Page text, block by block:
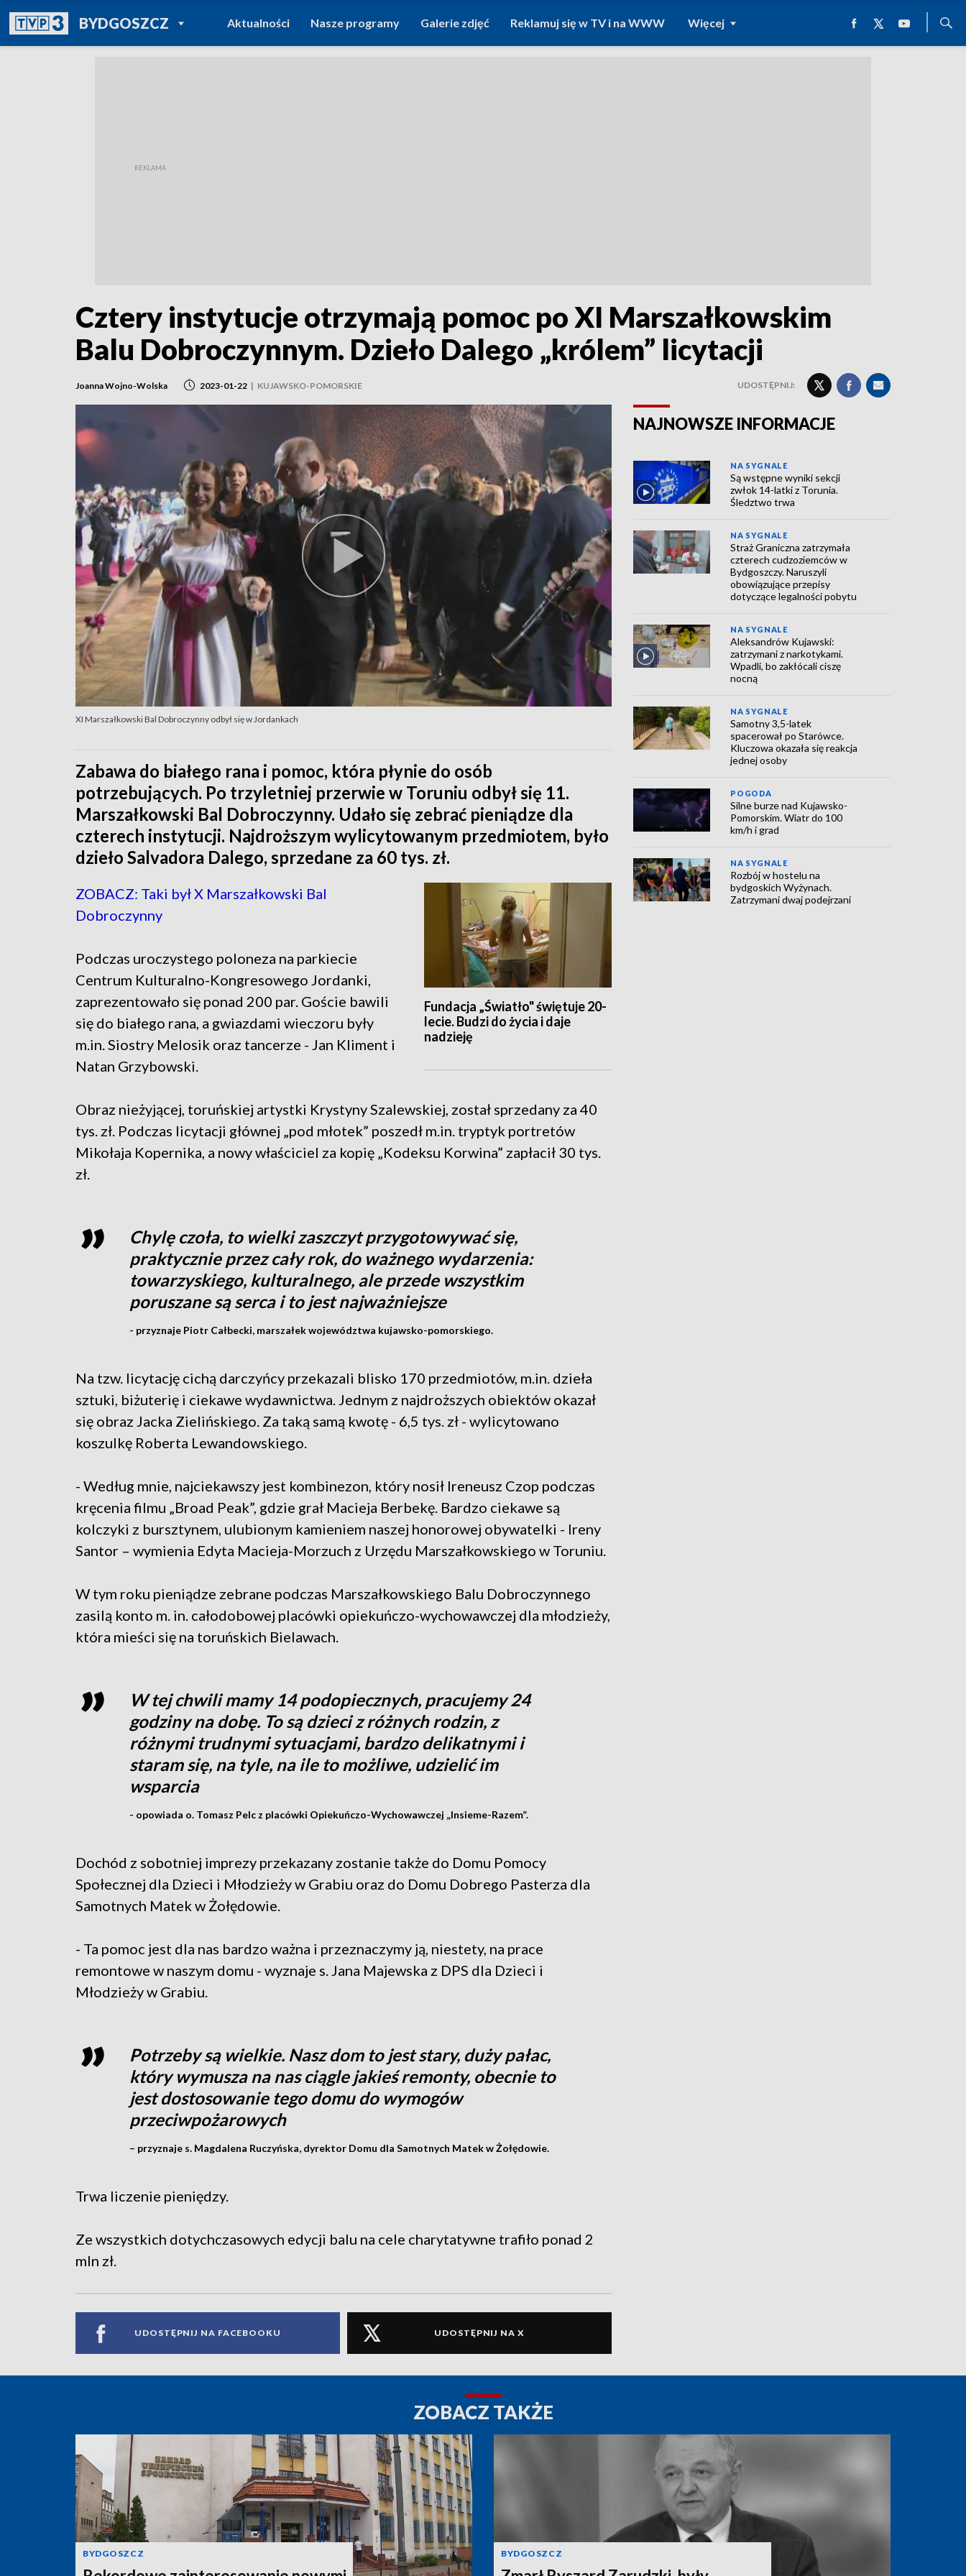
BYDGOSZCZPOWRÓT DO
TVP REGIONY
Aktualności Nasze programy Galerie zdjęć Reklamuj się w TV i na WWW Więcej
Cztery instytucje otrzymają pomoc po XI Marszałkowskim
Balu Dobroczynnym. Dzieło Dalego „królem” licytacji
Joanna Wojno-Wolska 2023-01-22 | KUJAWSKO-POMORSKIE UDOSTĘPNIJ:
XI Marszałkowski Bal Dobroczynny odbył się w Jordankach
Zabawa do białego rana i pomoc, która płynie do osób
potrzebujących. Po trzyletniej przerwie w Toruniu odbył się 11.
Marszałkowski Bal Dobroczynny. Udało się zebrać pieniądze dla
czterech instytucji. Najdroższym wylicytowanym przedmiotem, było
dzieło Salvadora Dalego, sprzedane za 60 tys. zł.
Fundacja „Światło" świętuje 20-
lecie. Budzi do życia i daje
nadzieję
ZOBACZ: Taki był X Marszałkowski Bal
Dobroczynny
Podczas uroczystego poloneza na parkiecie
Centrum Kulturalno-Kongresowego Jordanki,
zaprezentowało się ponad 200 par. Goście bawili
się do białego rana, a gwiazdami wieczoru były
m.in. Siostry Melosik oraz tancerze - Jan Kliment i
Natan Grzybowski.
Obraz nieżyjącej, toruńskiej artystki Krystyny Szalewskiej, został sprzedany za 40
tys. zł. Podczas licytacji głównej „pod młotek” poszedł m.in. tryptyk portretów
Mikołaja Kopernika, a nowy właściciel za kopię „Kodeksu Korwina” zapłacił 30 tys.
zł.
Chylę czoła, to wielki zaszczyt przygotowywać się,
praktycznie przez cały rok, do ważnego wydarzenia:
towarzyskiego, kulturalnego, ale przede wszystkim
poruszane są serca i to jest najważniejsze
- przyznaje Piotr Całbecki, marszałek województwa kujawsko-pomorskiego.
Na tzw. licytację cichą darczyńcy przekazali blisko 170 przedmiotów, m.in. dzieła
sztuki, biżuterię i ciekawe wydawnictwa. Jednym z najdroższych obiektów okazał
się obraz Jacka Zielińskiego. Za taką samą kwotę - 6,5 tys. zł - wylicytowano
koszulkę Roberta Lewandowskiego.
- Według mnie, najciekawszy jest kombinezon, który nosił Ireneusz Czop podczas
kręcenia filmu „Broad Peak”, gdzie grał Macieja Berbekę. Bardzo ciekawe są
kolczyki z bursztynem, ulubionym kamieniem naszej honorowej obywatelki - Ireny
Santor – wymienia Edyta Macieja-Morzuch z Urzędu Marszałkowskiego w Toruniu.
W tym roku pieniądze zebrane podczas Marszałkowskiego Balu Dobroczynnego
zasilą konto m. in. całodobowej placówki opiekuńczo-wychowawczej dla młodzieży,
która mieści się na toruńskich Bielawach.
W tej chwili mamy 14 podopiecznych, pracujemy 24
godziny na dobę. To są dzieci z różnych rodzin, z
różnymi trudnymi sytuacjami, bardzo delikatnymi i
staram się, na tyle, na ile to możliwe, udzielić im
wsparcia
- opowiada o. Tomasz Pelc z placówki Opiekuńczo-Wychowawczej „Insieme-Razem”.
Dochód z sobotniej imprezy przekazany zostanie także do Domu Pomocy
Społecznej dla Dzieci i Młodzieży w Grabiu oraz do Domu Dobrego Pasterza dla
Samotnych Matek w Żołędowie.
- Ta pomoc jest dla nas bardzo ważna i przeznaczymy ją, niestety, na prace
remontowe w naszym domu - wyznaje s. Jana Majewska z DPS dla Dzieci i
Młodzieży w Grabiu.
Potrzeby są wielkie. Nasz dom to jest stary, duży pałac,
który wymusza na nas ciągle jakieś remonty, obecnie to
jest dostosowanie tego domu do wymogów
przeciwpożarowych
– przyznaje s. Magdalena Ruczyńska, dyrektor Domu dla Samotnych Matek w Żołędowie.
Trwa liczenie pieniędzy.
Ze wszystkich dotychczasowych edycji balu na cele charytatywne trafiło ponad 2
mln zł.
UDOSTĘPNIJ NA FACEBOOKU UDOSTĘPNIJ NA X
NAJNOWSZE INFORMACJE
NA SYGNALE
Są wstępne wyniki sekcji
zwłok 14-latki z Torunia.
Śledztwo trwa
NA SYGNALE
Straż Graniczna zatrzymała
czterech cudzoziemców w
Bydgoszczy. Naruszyli
obowiązujące przepisy
dotyczące legalności pobytu
NA SYGNALE
Aleksandrów Kujawski:
zatrzymani z narkotykami.
Wpadli, bo zakłócali ciszę
nocną
NA SYGNALE
Samotny 3,5-latek
spacerował po Starówce.
Kluczowa okazała się reakcja
jednej osoby
POGODA
Silne burze nad Kujawsko-
Pomorskim. Wiatr do 100
km/h i grad
NA SYGNALE
Rozbój w hostelu na
bydgoskich Wyżynach.
Zatrzymani dwaj podejrzani
ZOBACZ TAKŻE
BYDGOSZCZ BYDGOSZCZ